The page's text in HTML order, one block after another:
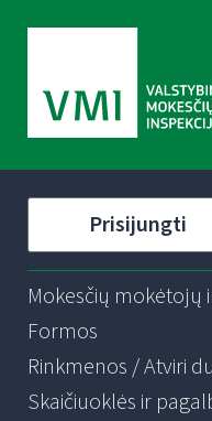
Prisijungti
Mokesčių mokėtojų
Formos
Rinkmenos / Atviri
Skaičiuoklės ir